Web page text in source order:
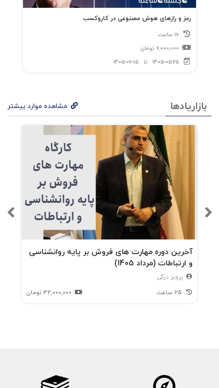
رمز و رازهای هوش مصنوعی در کاروکسب
7,000,000 تومان
1405-05-25
تا 1405-06-15
بازاریادها مشاهده موارد بیشتر
آخرین دوره مهارت های فروش بر پایه روانشناسی
و ارتباطات (مرداد 1405)
پرویز درگی
32,000,000 تومان